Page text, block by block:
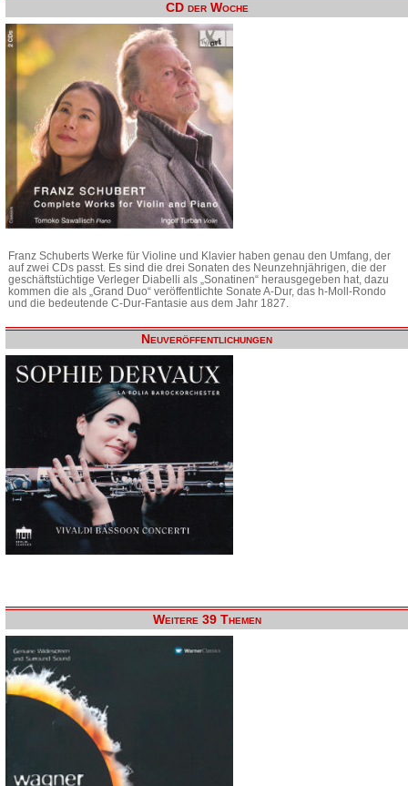
CD der Woche
Franz Schuberts Werke für Violine und Klavier haben genau den Umfang, der
auf zwei CDs passt. Es sind die drei Sonaten des Neunzehnjährigen, die der
geschäftstüchtige Verleger Diabelli als „Sonatinen“ herausgegeben hat, dazu
kommen die als „Grand Duo“ veröffentlichte Sonate A-Dur, das h-Moll-Rondo
und die bedeutende C-Dur-Fantasie aus dem Jahr 1827.
Neuveröffentlichungen
Weitere 39 Themen